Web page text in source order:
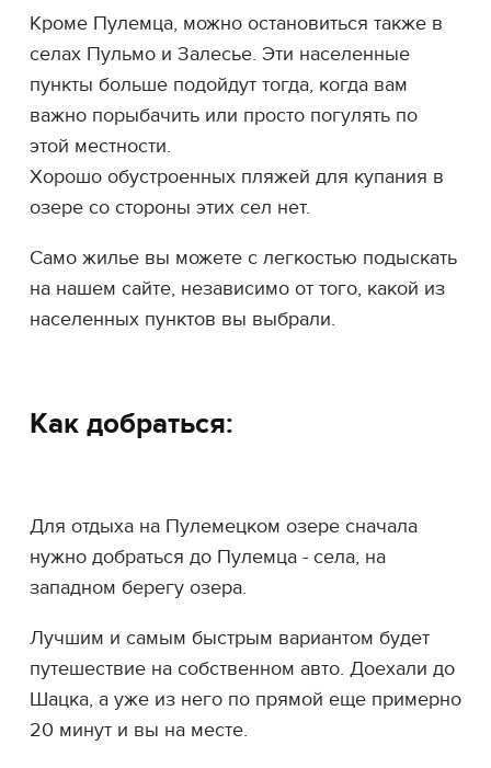
Кроме Пулемца, можно остановиться также в
селах Пульмо и Залесье. Эти населенные
пункты больше подойдут тогда, когда вам
важно порыбачить или просто погулять по
этой местности.
Хорошо обустроенных пляжей для купания в
озере со стороны этих сел нет.
Само жилье вы можете с легкостью подыскать
на нашем сайте, независимо от того, какой из
населенных пунктов вы выбрали.
Как добраться:
Для отдыха на Пулемецком озере сначала
нужно добраться до Пулемца - села, на
западном берегу озера.
Лучшим и самым быстрым вариантом будет
путешествие на собственном авто. Доехали до
Шацка, а уже из него по прямой еще примерно
20 минут и вы на месте.